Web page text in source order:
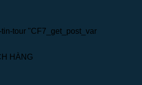
tour "CF7_get_post_var
HÀNG